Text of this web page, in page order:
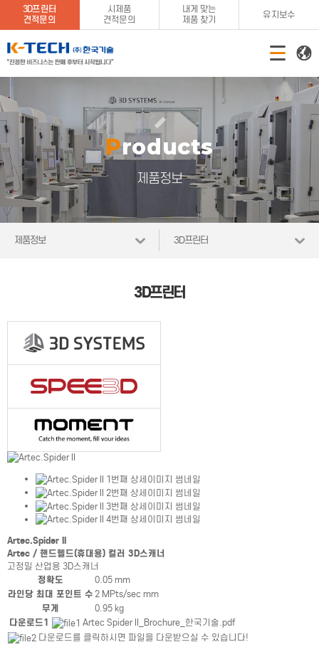
3D프린터
견적문의
시제품
견적문의
내게 맞는
제품 찾기
유지보수
Products
제품정보
제품정보 3D프린터
3D프린터
Artec.Spider II
Artec / 핸드헬드(휴대용) 컬러 3D스캐너
고정밀 산업용 3D스캐너
제품상세정보테이블
정확도 0.05 mm
라인당 최대 포인트 수 2 MPts/sec mm
무게 0.95 kg
제품상세정보테이블
다운로드1
Artec Spider II_Brochure_한국기술.pdf
다운로드를 클릭하시면 파일을 다운받으실 수 있습니다!